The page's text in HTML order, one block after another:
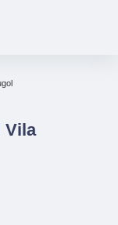
Vila